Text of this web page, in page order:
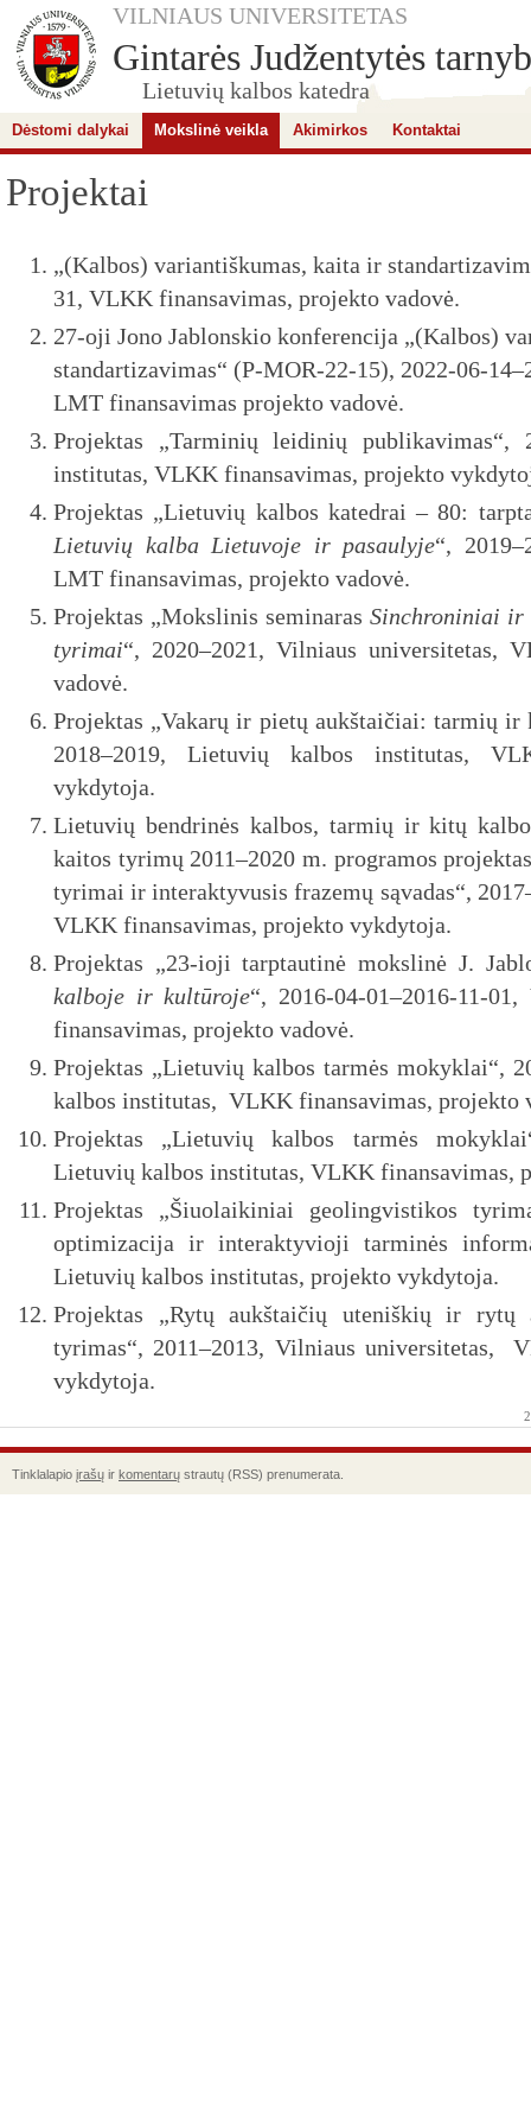
VILNIAUS UNIVERSITETAS
Gintarės Judžentytės
Lietuvių kalbos katedra
Dėstomi dalykai Mokslinė veikla Akimirkos Kontaktai
Projektai
„(Kalbos) variantiškumas, kaita ir
31, VLKK finansavimas, projekto vadovė.
27-oji Jono Jablonskio konferencija „(Kalbos)
standartizavimas“ (P-MOR-22-15), 2022-06-
LMT finansavimas projekto vadovė.
Projektas „Tarminių leidinių publikavimas“,
institutas, VLKK finansavimas, projekto
Projektas „Lietuvių kalbos katedrai – 80:
Lietuvių kalba Lietuvoje ir pasaulyje“,
LMT finansavimas, projekto vadovė.
Projektas „Mokslinis seminaras Sinchroniniai ir
tyrimai“, 2020–2021, Vilniaus universitetas,
vadovė.
Projektas „Vakarų ir pietų aukštaičiai: tarmių
2018–2019, Lietuvių kalbos institutas,
vykdytoja.
Lietuvių bendrinės kalbos, tarmių ir kitų
kaitos tyrimų 2011–2020 m. programos
tyrimai ir interaktyvusis frazemų sąvadas“,
VLKK finansavimas, projekto vykdytoja.
Projektas „23-ioji tarptautinė mokslinė J.
kalboje ir kultūroje“, 2016-04-01–2016-11-
finansavimas, projekto vadovė.
Projektas „Lietuvių kalbos tarmės mokyklai“,
kalbos institutas, VLKK finansavimas, projekto
Projektas „Lietuvių kalbos tarmės
Lietuvių kalbos institutas, VLKK finansavimas,
Projektas „Šiuolaikiniai geolingvistikos
optimizacija ir interaktyvioji tarminės
Lietuvių kalbos institutas, projekto vykdytoja.
Projektas „Rytų aukštaičių uteniškių ir rytų
tyrimas“, 2011–2013, Vilniaus universitetas,
vykdytoja.
Tinklalapio įrašų ir komentarų strautų (RSS) prenumerata.